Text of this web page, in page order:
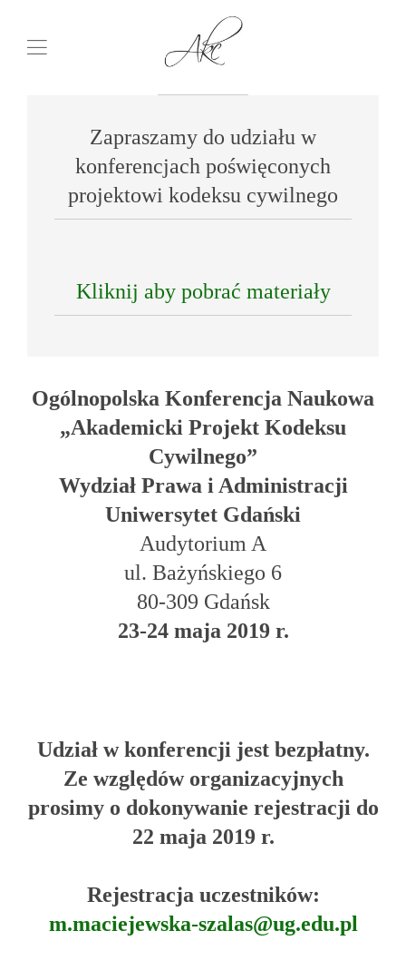
Zapraszamy do udziału w
konferencjach poświęconych
projektowi kodeksu cywilnego
Kliknij aby pobrać materiały
Ogólnopolska Konferencja Naukowa
„Akademicki Projekt Kodeksu
Cywilnego”
Wydział Prawa i Administracji
Uniwersytet Gdański
Audytorium A
ul. Bażyńskiego 6
80-309 Gdańsk
23-24 maja 2019 r.
Udział w konferencji jest bezpłatny.
Ze względów organizacyjnych
prosimy o dokonywanie rejestracji do
22 maja 2019 r.
Rejestracja uczestników:
m.maciejewska-szalas@ug.edu.pl